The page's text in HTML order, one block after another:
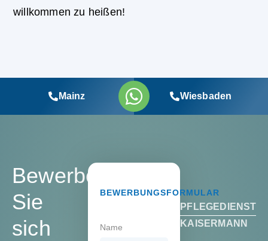
willkommen zu heißen!
Mainz Wiesbaden
Bewerben
Sie
sich
BEWERBUNGSFORMULAR
Name
PFLEGEDIENST
KAISERMANN